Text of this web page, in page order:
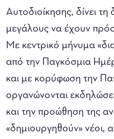
Αυτοδιοίκησης, δίνει
μεγάλους να έχουν
Με κεντρικό μήνυμα
από την Παγκόσμια
και με κορύφωση την
οργανώνονται
και την προώθηση της
«δημιουργηθούν» νέοι,